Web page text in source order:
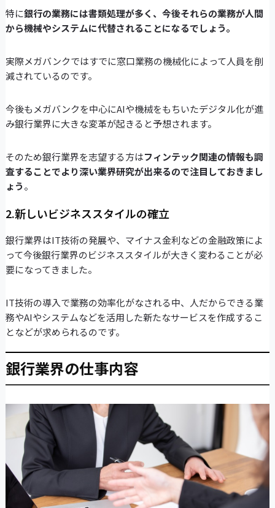
特に銀行の業務には書類処理が多く、今後それらの業務が人間
から機械やシステムに代替されることになるでしょう。
実際メガバンクではすでに窓口業務の機械化によって人員を削
減されているのです。
今後もメガバンクを中心にAIや機械をもちいたデジタル化が進
み銀行業界に大きな変革が起きると予想されます。
そのため銀行業界を志望する方はフィンテック関連の情報も調
査することでより深い業界研究が出来るので注目しておきまし
ょう。
2.新しいビジネススタイルの確立
銀行業界はIT技術の発展や、マイナス金利などの金融政策によ
って今後銀行業界のビジネススタイルが大きく変わることが必
要になってきました。
IT技術の導入で業務の効率化がなされる中、人だからできる業
務やAIやシステムなどを活用した新たなサービスを作成するこ
となどが求められるのです。
銀行業界の仕事内容